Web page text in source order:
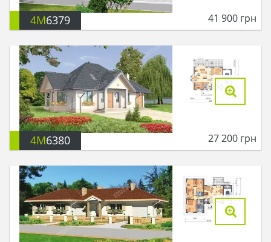
4M6379 41 900 грн
4M6380 27 200 грн